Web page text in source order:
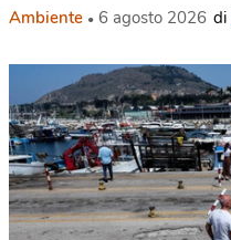
Ambiente 6 agosto 2026 di